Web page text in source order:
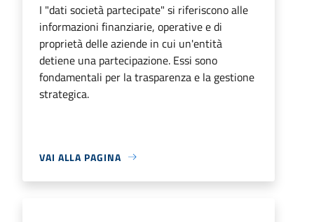
I "dati società partecipate" si riferiscono alle
informazioni finanziarie, operative e di
proprietà delle aziende in cui un'entità
detiene una partecipazione. Essi sono
fondamentali per la trasparenza e la gestione
strategica.
VAI ALLA PAGINA